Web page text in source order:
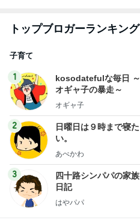
トップブロガーランキング
子育て
1
kosodatefulな毎日 ～
オギャ子の暴走～
オギャ子
2
日曜日は９時まで寝た
い。
あべかわ
3
四十路シンパパの家族
日記
はやパパ